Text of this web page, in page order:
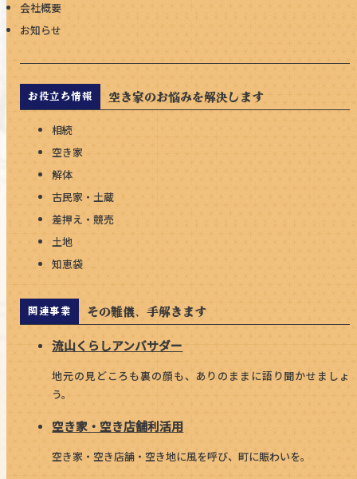
会社概要
お知らせ
お役立ち情報 空き家のお悩みを解決します
相続
空き家
解体
古民家・土蔵
差押え・競売
土地
知恵袋
関連事業 その難儀、手解きます
流山くらしアンバサダー
地元の見どころも裏の顔も、ありのままに語り聞かせましょ
う。
空き家・空き店舗利活用
空き家・空き店舗・空き地に風を呼び、町に賑わいを。